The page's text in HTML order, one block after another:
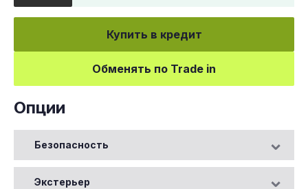
Купить в кредит
Обменять по Trade in
Опции
Безопасность
Экстерьер